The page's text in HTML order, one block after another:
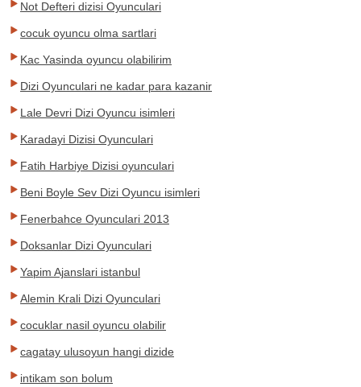
Not Defteri dizisi Oyunculari
cocuk oyuncu olma sartlari
Kac Yasinda oyuncu olabilirim
Dizi Oyunculari ne kadar para kazanir
Lale Devri Dizi Oyuncu isimleri
Karadayi Dizisi Oyunculari
Fatih Harbiye Dizisi oyunculari
Beni Boyle Sev Dizi Oyuncu isimleri
Fenerbahce Oyunculari 2013
Doksanlar Dizi Oyunculari
Yapim Ajanslari istanbul
Alemin Krali Dizi Oyunculari
cocuklar nasil oyuncu olabilir
cagatay ulusoyun hangi dizide
intikam son bolum